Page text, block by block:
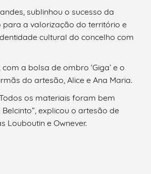
sublinhou o sucesso da
a valorização do território e
cultural do concelho com
a bolsa de ombro ‘Giga’ e o
do artesão, Alice e Ana Maria.
os materiais foram bem
explicou o artesão de
Louboutin e Ownever.